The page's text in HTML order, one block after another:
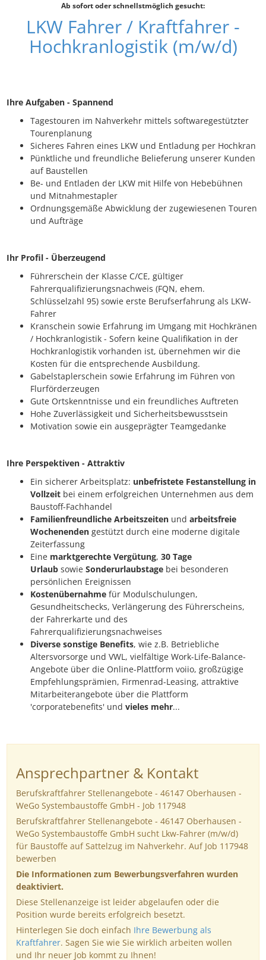
Ab sofort oder schnellstmöglich gesucht:
LKW Fahrer / Kraftfahrer -
Hochkranlogistik (m/w/d)
Ihre Aufgaben - Spannend
Tagestouren im Nahverkehr mittels softwaregestützter
Tourenplanung
Sicheres Fahren eines LKW und Entladung per Hochkran
Pünktliche und freundliche Belieferung unserer Kunden
auf Baustellen
Be- und Entladen der LKW mit Hilfe von Hebebühnen
und Mitnahmestapler
Ordnungsgemäße Abwicklung der zugewiesenen Touren
und Aufträge
Ihr Profil - Überzeugend
Führerschein der Klasse C/CE, gültiger
Fahrerqualifizierungsnachweis (FQN, ehem.
Schlüsselzahl 95) sowie erste Berufserfahrung als LKW-
Fahrer
Kranschein sowie Erfahrung im Umgang mit Hochkränen
/ Hochkranlogistik - Sofern keine Qualifikation in der
Hochkranlogistik vorhanden ist, übernehmen wir die
Kosten für die entsprechende Ausbildung.
Gabelstaplerschein sowie Erfahrung im Führen von
Flurförderzeugen
Gute Ortskenntnisse und ein freundliches Auftreten
Hohe Zuverlässigkeit und Sicherheitsbewusstsein
Motivation sowie ein ausgeprägter Teamgedanke
Ihre Perspektiven - Attraktiv
Ein sicherer Arbeitsplatz: unbefristete Festanstellung in
Vollzeit bei einem erfolgreichen Unternehmen aus dem
Baustoff-Fachhandel
Familienfreundliche Arbeitszeiten und arbeitsfreie
Wochenenden gestützt durch eine moderne digitale
Zeiterfassung
Eine marktgerechte Vergütung, 30 Tage
Urlaub sowie Sonderurlaubstage bei besonderen
persönlichen Ereignissen
Kostenübernahme für Modulschulungen,
Gesundheitschecks, Verlängerung des Führerscheins,
der Fahrerkarte und des
Fahrerqualifizierungsnachweises
Diverse sonstige Benefits, wie z.B. Betriebliche
Altersvorsorge und VWL, vielfältige Work-Life-Balance-
Angebote über die Online-Plattform voiio, großzügige
Empfehlungsprämien, Firmenrad-Leasing, attraktive
Mitarbeiterangebote über die Plattform
'corporatebenefits' und vieles mehr...
Ansprechpartner & Kontakt
Berufskraftfahrer Stellenangebote - 46147 Oberhausen -
WeGo Systembaustoffe GmbH - Job 117948
Berufskraftfahrer Stellenangebote - 46147 Oberhausen -
WeGo Systembaustoffe GmbH sucht Lkw-Fahrer (m/w/d)
für Baustoffe auf Sattelzug im Nahverkehr. Auf Job 117948
bewerben
Die Informationen zum Bewerbungsverfahren wurden
deaktiviert.
Diese Stellenanzeige ist leider abgelaufen oder die
Position wurde bereits erfolgreich besetzt.
Hinterlegen Sie doch einfach Ihre Bewerbung als
Kraftfahrer. Sagen Sie wie Sie wirklich arbeiten wollen
und Ihr neuer Job kommt zu Ihnen!